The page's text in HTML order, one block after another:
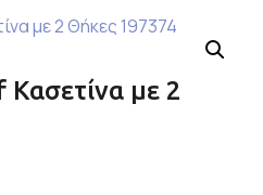
με 2